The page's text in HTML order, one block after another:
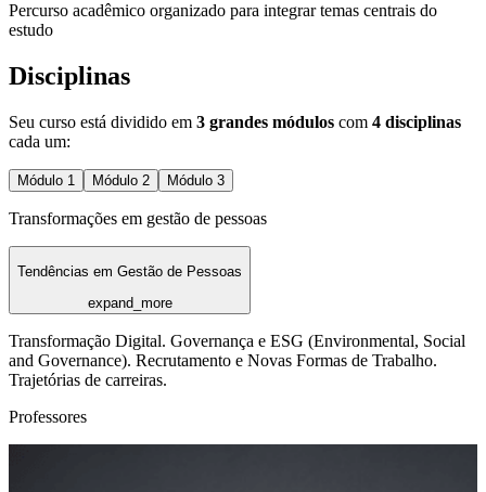
Percurso acadêmico organizado para integrar temas centrais do
estudo
Disciplinas
Seu curso está dividido em 3 grandes módulos com 4 disciplinas
cada um:
Módulo 1 Módulo 2 Módulo 3
Transformações em gestão de pessoas
Tendências em Gestão de Pessoas
expand_more
Transformação Digital. Governança e ESG (Environmental, Social
and Governance). Recrutamento e Novas Formas de Trabalho.
Trajetórias de carreiras.
Professores